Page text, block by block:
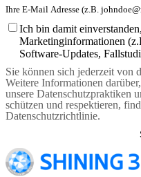
Ich bin damit
Marketinginformationen
Software-Updates,
Sie können sich jederzeit von
Weitere Informationen
unsere Datenschutzpraktiken
schützen und respektieren,
Datenschutzrichtlinie.